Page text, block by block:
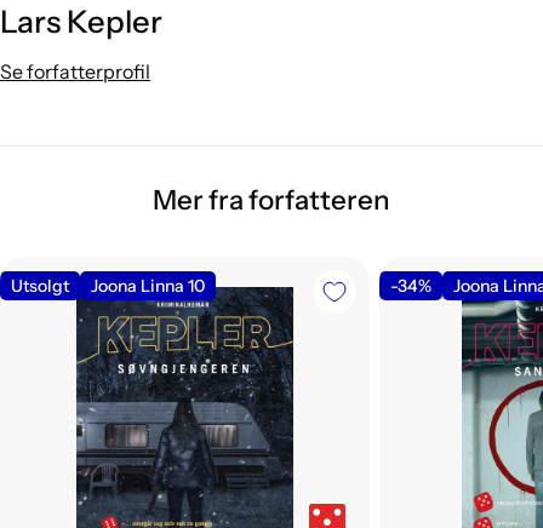
Lars Kepler
Se forfatterprofil
Mer fra forfatteren
Utsolgt Joona Linna 10 -34% Joona